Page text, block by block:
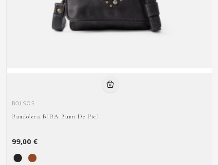
BOLSOS
Bandolera BIBA Bunn De Piel
99,00 €